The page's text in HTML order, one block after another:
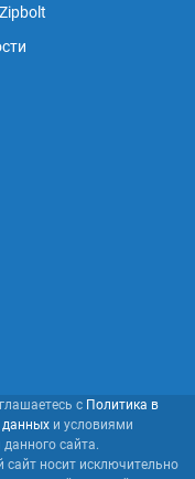
с Политика в
данных и условиями
данного сайта.
носит исключительно